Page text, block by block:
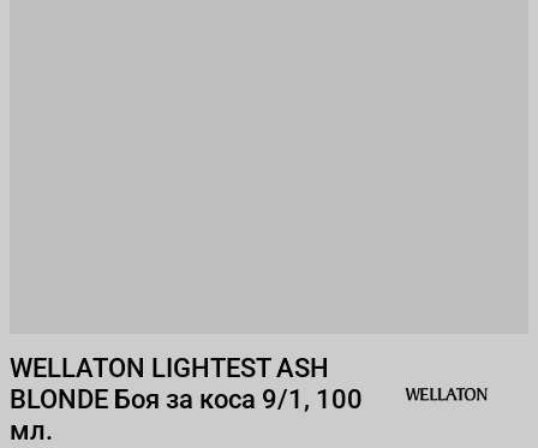
WELLATON LIGHTEST ASH
BLONDE Боя за коса 9/1, 100
мл.